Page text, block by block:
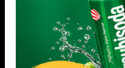
LEGNÉPSZERŰBB
FELIRATOS